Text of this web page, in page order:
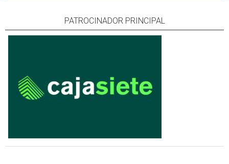
PATROCINADOR PRINCIPAL